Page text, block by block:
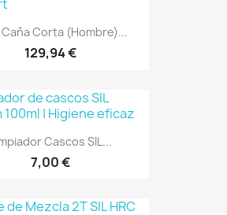
Corta (Hombre)...
129,94 €
Cascos SIL...
7,00 €